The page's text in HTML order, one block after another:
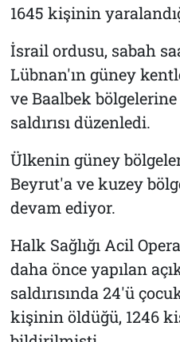
1645 kişinin
İsrail ordusu, sabah
Lübnan'ın güney
ve Baalbek
saldırısı düzenledi.
Ülkenin güney
Beyrut'a ve kuzey
devam ediyor.
Halk Sağlığı Acil
daha önce yapılan
saldırısında 24'ü
kişinin öldüğü, 1246